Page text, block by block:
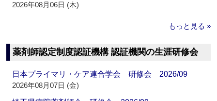
2026年08月06日 (木)
もっと見る »
薬剤師認定制度認証機構 認証機関の生涯研修会
日本プライマリ・ケア連合学会 研修会 2026/09
2026年08月07日 (金)